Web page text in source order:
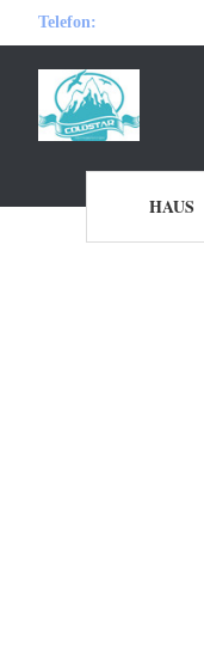
Telefon:
HAUS